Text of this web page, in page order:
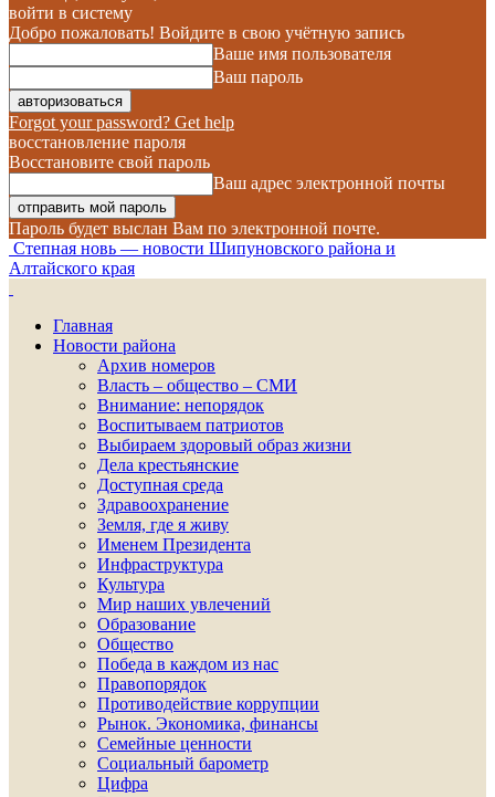
войти в систему
Добро пожаловать! Войдите в свою учётную запись
Ваше имя пользователя
Ваш пароль
Forgot your password? Get help
восстановление пароля
Восстановите свой пароль
Ваш адрес электронной почты
Пароль будет выслан Вам по электронной почте.
Степная новь — новости Шипуновского района и
Алтайского края
Главная
Новости района
Архив номеров
Власть – общество – СМИ
Внимание: непорядок
Воспитываем патриотов
Выбираем здоровый образ жизни
Дела крестьянские
Доступная среда
Здравоохранение
Земля, где я живу
Именем Президента
Инфраструктура
Культура
Мир наших увлечений
Образование
Общество
Победа в каждом из нас
Правопорядок
Противодействие коррупции
Рынок. Экономика, финансы
Семейные ценности
Социальный барометр
Цифра